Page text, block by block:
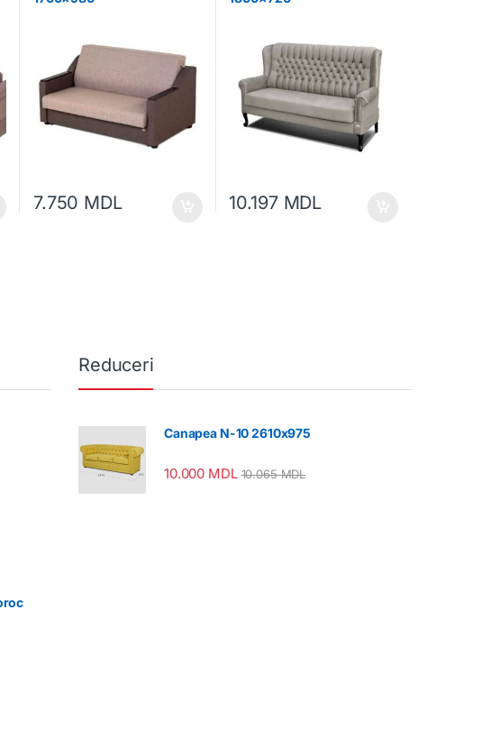
7.750 MDL 10.197 MDL
Reduceri
Canapea N-10 2610x975
10.000 MDL 10.065MDL